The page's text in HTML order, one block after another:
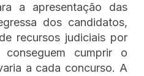
a apresentação das
dos candidatos,
recursos judiciais por
cumprir o
a cada concurso. A